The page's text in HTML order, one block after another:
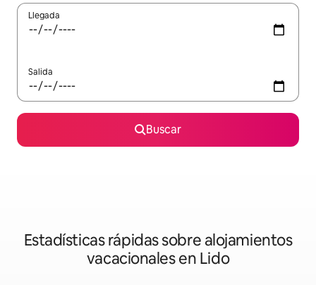
Llegada
Salida
Buscar
Estadísticas rápidas sobre alojamientos
vacacionales en Lido